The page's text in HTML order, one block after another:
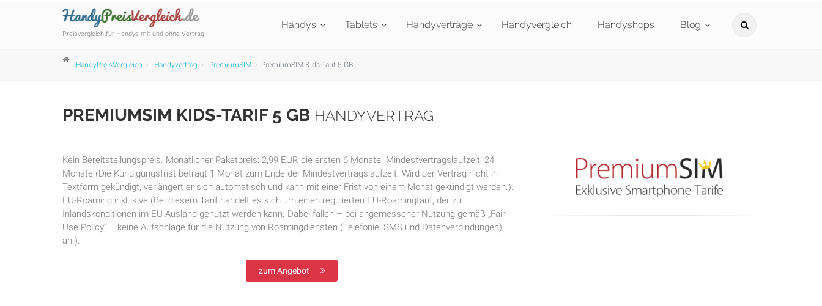
Preisvergleich für Handys mit und ohne Vertrag
Handys Tablets Handyverträge Handyvergleich Handyshops Blog
HandyPreisVergleich Handyvertrag PremiumSIM PremiumSIM Kids-Tarif 5 GB
PREMIUMSIM KIDS-TARIF 5 GB HANDYVERTRAG
Kein Bereitstellungspreis. Monatlicher Paketpreis: 2,99 EUR die ersten 6 Monate. Mindestvertragslaufzeit: 24
Monate (Die Kündigungsfrist beträgt 1 Monat zum Ende der Mindestvertragslaufzeit. Wird der Vertrag nicht in
Textform gekündigt, verlängert er sich automatisch und kann mit einer Frist von einem Monat gekündigt werden.).
EU-Roaming inklusive (Bei diesem Tarif handelt es sich um einen regulierten EU-Roamingtarif, der zu
Inlandskonditionen im EU Ausland genutzt werden kann. Dabei fallen – bei angemessener Nutzung gemäß „Fair
Use Policy“ – keine Aufschläge für die Nutzung von Roamingdiensten (Telefonie, SMS und Datenverbindungen)
an.).
zum Angebot